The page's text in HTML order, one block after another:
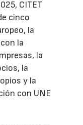
CITET
cinco
la
la
la
la
y la
con UNE